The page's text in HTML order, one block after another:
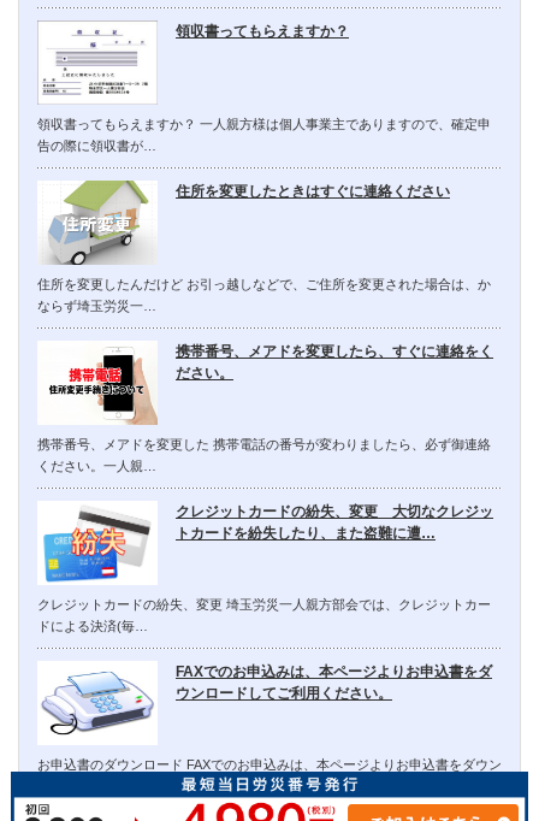
領収書ってもらえますか？
領収書ってもらえますか？ 一人親方様は個人事業主でありますので、確定申
告の際に領収書が…
住所を変更したときはすぐに連絡ください
住所を変更したんだけど お引っ越しなどで、ご住所を変更された場合は、か
ならず埼玉労災一…
携帯番号、メアドを変更したら、すぐに連絡をく
ださい。
携帯番号、メアドを変更した 携帯電話の番号が変わりましたら、必ず御連絡
ください。一人親…
クレジットカードの紛失、変更 大切なクレジッ
トカードを紛失したり、また盗難に遭…
クレジットカードの紛失、変更 埼玉労災一人親方部会では、クレジットカー
ドによる決済(毎…
FAXでのお申込みは、本ページよりお申込書をダ
ウンロードしてご利用ください。
お申込書のダウンロード FAXでのお申込みは、本ページよりお申込書をダウン